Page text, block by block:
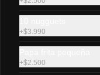
+$3.990
+$2.500